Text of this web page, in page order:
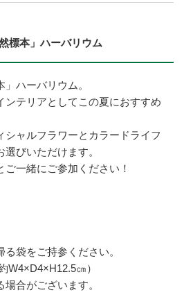
標本」ハーバリウム
ハーバリウム。
ンテリアとしてこの夏におすすめ
シャルフラワーとカラードライフ
びいただけます。
一緒にご参加ください！
袋をご持参ください。
㎝）
合がございます。